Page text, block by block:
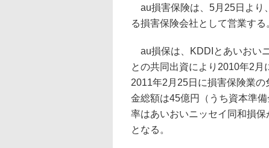
au損害保険は、5月25日より
る損害保険会社として営業する
au損保は、KDDIとあいおい
との共同出資により2010年2月
2011年2月25日に損害保険業の
金総額は45億円（うち資本準
率はあいおいニッセイ同和損
となる。